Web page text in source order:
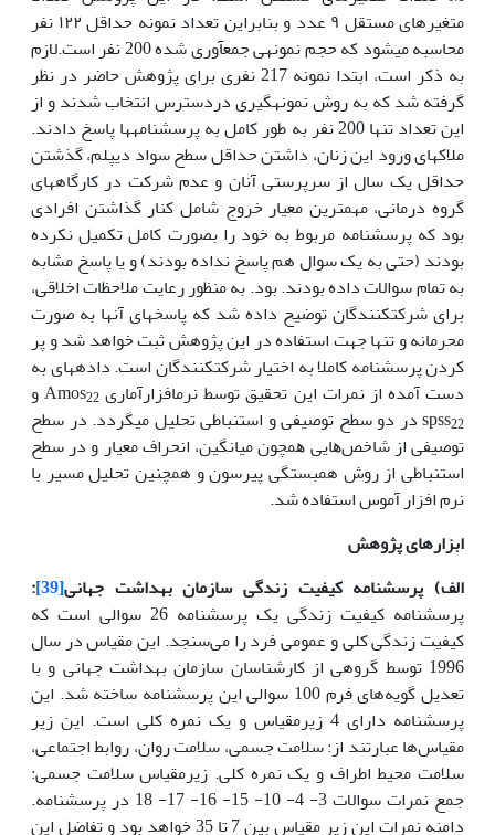
متغیرهای مستقل ۹ عدد و بنابراین تعداد نمونه حداقل ۱۲۲ نفر
محاسبه میشود که حجم نمونهی جمع
آوری شده 200 نفر است.لازم
به ذکر است، ابتدا نمونه 217 نفری برای پژوهش حاضر در نظر
گرفته شد که به روش نمونه­گیری دردسترس انتخاب شدند و از
این تعداد تنها 200 نفر به طور کامل به پرسشنامه
ها پاسخ دادند.
ملاکهای ورود این زنان، داشتن حداقل سطح سواد دیپلم، گذشتن
حداقل یک سال از سرپرستی آنان و عدم شرکت در کارگاههای
گروه درمانی، مهمترین معیار خروج شامل کنار گذاشتن افرادی
بود که پرسشنامه مربوط به خود را بصورت کامل تکمیل نکرده
بودند (حتی به یک سوال هم پاسخ نداده بودند) و یا پاسخ مشابه
به تمام سوالات داده بودند. بود. به منظور رعایت ملاحظات اخلاقی،
برای شرکتکنندگان توضیح داده شد که پاسخهای آنها به صورت
محرمانه و تنها جهت استفاده در این پژوهش ثبت خواهد شد و پر
کردن پرسشنامه کاملا به اختیار شرکتکنندگان است. دادههای به
دستآمده از نمرات این تحقیق توسط نرمافزارآماری Amos 22
و
spss22 در دو سطح توصیفی و استنباطی تحلیل میگردد. در ﺳﻄﺢ
ﺗﻮﺻﯿﻔﯽ از ﺷﺎﺧﺺﻫﺎﯾﯽ ﻫﻤﭽﻮن ﻣﯿﺎﻧﮕﯿﻦ، انحراف معیار و در ﺳﻄﺢ
اﺳﺘﻨﺒﺎﻃﯽ از روش همبستگی پیرسون و همچنین تحلیل مسیر با
نرم افزار آموس استفاده شد.
ابزارهای پژوهش
الف) پرسشنامه کیفیت زندگی سازمان بهداشت جهانی[39]
:
پرسشنامه کیفیت زندگی یک پرسشنامه 26 سوالی است که
کیفیت زندگی کلی و عمومی فرد را می‌سنجد. این مقیاس در سال
1996 توسط گروهی از کارشناسان سازمان بهداشت جهانی و با
تعدیل گویه‌های فرم 100 سوالی این پرسشنامه ساخته شد. این
پرسشنامه دارای 4 زیرمقیاس و یک نمره کلی است. این زیر
مقیاس‌ها عبارتند از: سلامت جسمی، سلامت روان، روابط اجتماعی،
سلامت محیط اطراف و یک نمره کلی. زیرمقیاس سلامت جسمی:
جمع نمرات سوالات 3- 4- 10- 15- 16- 17- 18 در پرسشنامه.
دامنه نمرات این زیر مقیاس بین 7 تا 35 خواهد بود و تفاضل این